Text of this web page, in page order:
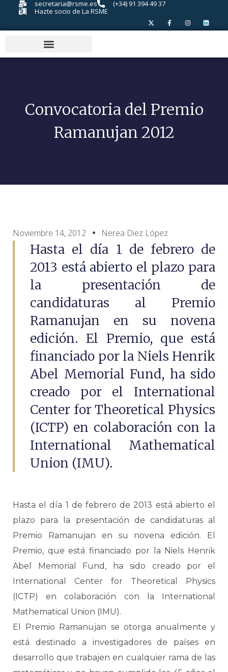
secretaria@rsme.es
(+34) 91 394 49 37
Hazte socio de La RSME
Convocatoria del Premio
Ramanujan 2012
Noviembre 14, 2012 Nerea Diez López
Hasta el día 1 de febrero de
2013 está abierto el plazo para
la presentación de
candidaturas al Premio
Ramanujan en su novena
edición. El Premio, que está
financiado por la Niels Henrik
Abel Memorial Fund, ha sido
creado por el International
Center for Theoretical Physics
(ICTP) en colaboración con la
International Mathematical
Union (IMU).
Hasta el día 1 de febrero de 2013 está abierto el
plazo para la presentación de candidaturas al
Premio Ramanujan en su novena edición. El
Premio, que está financiado por la Niels Henrik
Abel Memorial Fund, ha sido creado por el
International Center for Theoretical Physics
(ICTP) en colaboración con la International
Mathematical Union (IMU).
El Premio Ramanujan se otorga anualmente y
está destinado a investigadores de países en
desarrollo que trabajen en cualquier rama de las